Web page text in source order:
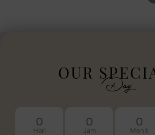
OUR Day
0
Hari
0
Jam
0
Menit